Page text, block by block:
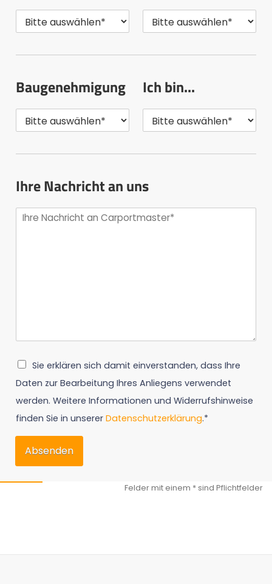
Baugenehmigung Ich bin...
Ihre Nachricht an uns
Sie erklären sich damit einverstanden, dass Ihre
Daten zur Bearbeitung Ihres Anliegens verwendet
werden. Weitere Informationen und Widerrufshinweise
finden Sie in unserer Datenschutzerklärung.*
Absenden